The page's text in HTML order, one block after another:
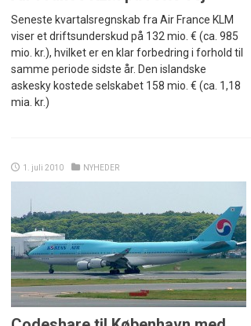
Seneste kvartalsregnskab fra Air France KLM
viser et driftsunderskud på 132 mio. € (ca. 985
mio. kr.), hvilket er en klar forbedring i forhold til
samme periode sidste år. Den islandske
askesky kostede selskabet 158 mio. € (ca. 1,18
mia. kr.)
1. juli 2010 NYHEDER